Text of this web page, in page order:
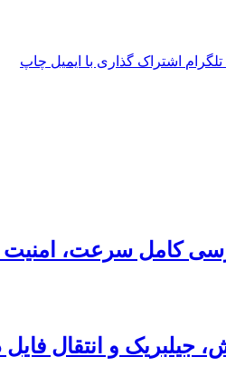
تلگرام اشتراک گذاری با ایمیل چاپ